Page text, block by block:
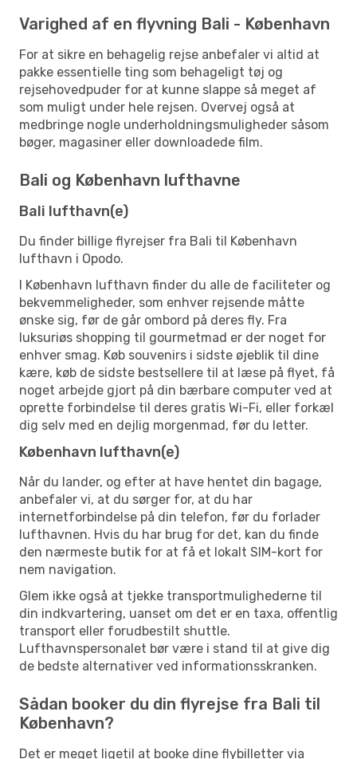
Varighed af en flyvning Bali - København
For at sikre en behagelig rejse anbefaler vi altid at
pakke essentielle ting som behageligt tøj og
rejsehovedpuder for at kunne slappe så meget af
som muligt under hele rejsen. Overvej også at
medbringe nogle underholdningsmuligheder såsom
bøger, magasiner eller downloadede film.
Bali og København lufthavne
Bali lufthavn(e)
Du finder billige flyrejser fra Bali til København
lufthavn i Opodo.
I København lufthavn finder du alle de faciliteter og
bekvemmeligheder, som enhver rejsende måtte
ønske sig, før de går ombord på deres fly. Fra
luksuriøs shopping til gourmetmad er der noget for
enhver smag. Køb souvenirs i sidste øjeblik til dine
kære, køb de sidste bestsellere til at læse på flyet, få
noget arbejde gjort på din bærbare computer ved at
oprette forbindelse til deres gratis Wi-Fi, eller forkæl
dig selv med en dejlig morgenmad, før du letter.
København lufthavn(e)
Når du lander, og efter at have hentet din bagage,
anbefaler vi, at du sørger for, at du har
internetforbindelse på din telefon, før du forlader
lufthavnen. Hvis du har brug for det, kan du finde
den nærmeste butik for at få et lokalt SIM-kort for
nem navigation.
Glem ikke også at tjekke transportmulighederne til
din indkvartering, uanset om det er en taxa, offentlig
transport eller forudbestilt shuttle.
Lufthavnspersonalet bør være i stand til at give dig
de bedste alternativer ved informationsskranken.
Sådan booker du din flyrejse fra Bali til
København?
Det er meget ligetil at booke dine flybilletter via